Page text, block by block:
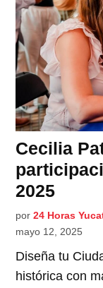
Cecilia
2025
por 24 Horas
mayo 12, 2025
Diseña tu
histórica con